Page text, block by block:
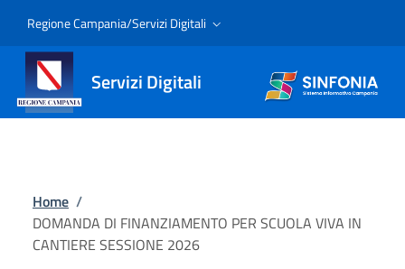
Regione Campania/Servizi Digitali
Servizi Digitali
Home /
DOMANDA DI FINANZIAMENTO PER SCUOLA VIVA IN
CANTIERE SESSIONE 2026